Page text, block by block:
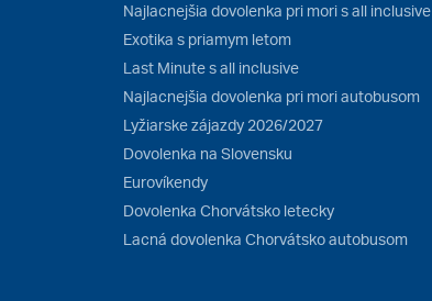
Najlacnejšia dovolenka pri mori s all inclusive
Exotika s priamym letom
Last Minute s all inclusive
Najlacnejšia dovolenka pri mori autobusom
Lyžiarske zájazdy 2026/2027
Dovolenka na Slovensku
Eurovíkendy
Dovolenka Chorvátsko letecky
Lacná dovolenka Chorvátsko autobusom